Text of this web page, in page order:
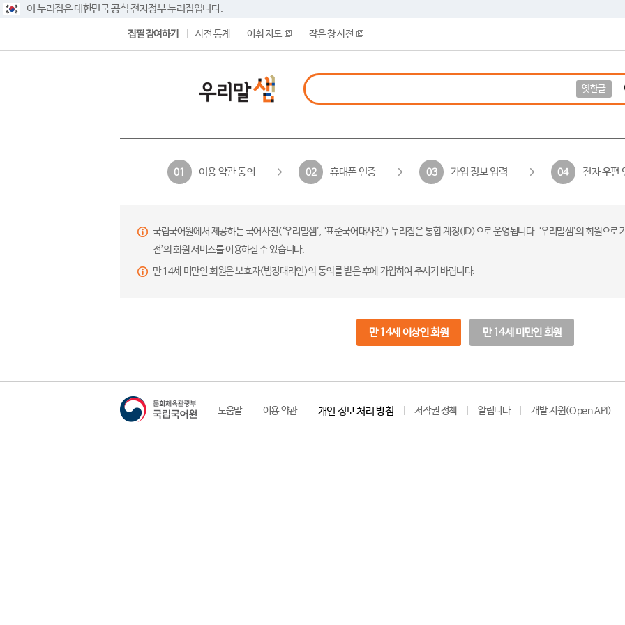
이 누리집은 대한민국 공식 전자정부 누리집입니다.
집필 참여하기 사전 통계 어휘 지도 작은 창 사전
옛한글
01 이용 약관 동의 02 휴대폰 인증 03 가입 정보 입력 04 전자 우편
국립국어원에서 제공하는 국어사전(‘우리말샘’, ‘표준국어대사전’) 누리집은 통합 계정(ID)으로 운영됩니다. ‘우리말샘’의 회원으
전’의 회원 서비스를 이용하실 수 있습니다.
만 14세 미만인 회원은 보호자(법정대리인)의 동의를 받은 후에 가입하여 주시기 바랍니다.
만 14세 이상인 회원 만 14세 미만인 회원
도움말 이용 약관 개인 정보 처리 방침 저작권 정책 알립니다 개발 지원(Open API)